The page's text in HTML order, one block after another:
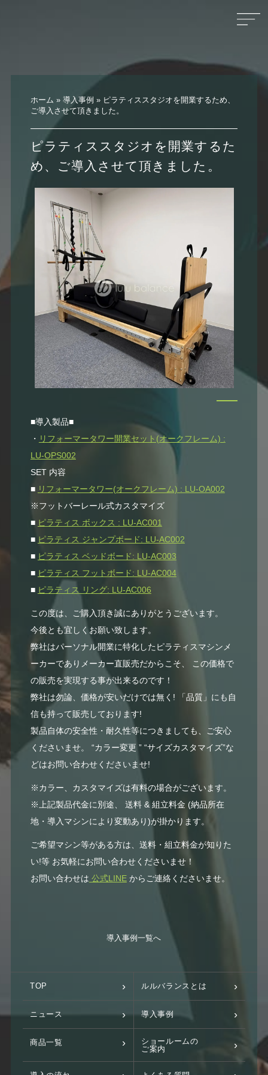
ホーム » 導入事例 » ピラティススタジオを開業するため、
ご導入させて頂きました。
ピラティススタジオを開業するた
め、ご導入させて頂きました。
■導入製品■
・ リフォーマータワー開業セット(オークフレーム) :
LU-OPS002
SET 内容
■ リフォーマータワー(オークフレーム) : LU-OA002
※フットバーレール式カスタマイズ
■ ピラティス ボックス : LU-AC001
■ ピラティス ジャンプボード: LU-AC002
■ ピラティス ベッドボード: LU-AC003
■ ピラティス フットボード: LU-AC004
■ ピラティス リング: LU-AC006
この度は、ご購入頂き誠にありがとうございます。
今後とも宜しくお願い致します。
弊社はパーソナル開業に特化したピラティスマシンメ
ーカーでありメーカー直販売だからこそ、 この価格で
の販売を実現する事が出来るのです！
弊社は勿論、価格が安いだけでは無く! 「品質」にも自
信も持って販売しております!
製品自体の安全性・耐久性等につきましても、ご安心
くださいませ。 “カラー変更 ” “サイズカスタマイズ”な
どはお問い合わせくださいませ!
※カラー、カスタマイズは有料の場合がございます。
※上記製品代金に別途、 送料 & 組立料金 (納品所在
地・導入マシンにより変動あり)が掛かります。
ご希望マシン等がある方は、送料・組立料金が知りた
い!等 お気軽にお問い合わせくださいませ！
お問い合わせは 公式LINEからご連絡くださいませ。
導入事例一覧へ
TOP ルルバランスとは
ニュース 導入事例
商品一覧
ショールームの
ご案内